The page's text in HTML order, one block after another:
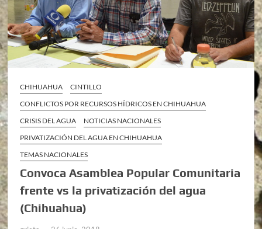
CHIHUAHUA
CINTILLO
CONFLICTOS POR RECURSOS HÍDRICOS EN CHIHUAHUA
CRISIS DEL AGUA
NOTICIAS NACIONALES
PRIVATIZACIÓN DEL AGUA EN CHIHUAHUA
TEMAS NACIONALES
Convoca Asamblea Popular Comunitaria
frente vs la privatización del agua
(Chihuahua)